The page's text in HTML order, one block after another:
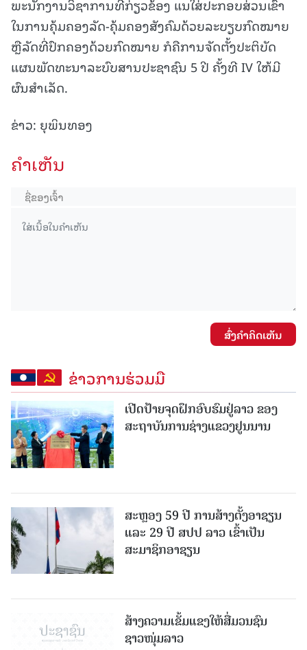
ພະນັກງານວິຊາການທີ່ກ່ຽວຂ້ອງ ແນໃສ່ປະກອບສ່ວນເຂົ້າ
ໃນການຄຸ້ມຄອງລັດ-ຄຸ້ມຄອງສັງຄົມດ້ວຍລະບຽບກົດໝາຍ
ຫຼືລັດທີ່ປົກຄອງດ້ວຍກົດໝາຍ ກໍຄືການຈັດຕັ້ງປະຕິບັດ
ແຜນພັດທະນາລະບົບສານປະຊາຊົນ 5 ປີ ຄັ້ງທີ IV ໃຫ້ມີ
ຜົນສໍາເລັດ.
ຂ່າວ: ຍຸພິນທອງ
ຄໍາເຫັນ
ສົ່ງຄໍາຄິດເຫັນ
ຂ່າວການຮ່ວມມື
ເປີດປ້າຍຈຸດຝຶກອົບຮົມຢູ່ລາວ ຂອງ
ສະຖາບັນການຊ່າງແຂວງຢູນນານ
ສະຫຼອງ 59 ປີ ການສ້າງຕັ້ງອາຊຽນ
ແລະ 29 ປີ ສປປ ລາວ ເຂົ້າເປັນ
ສະມາຊິກອາຊຽນ
ສ້າງຄວາມເຂັ້ມແຂງໃຫ້ສື່ມວນຊົນ
ຊາວໜຸ່ມລາວ